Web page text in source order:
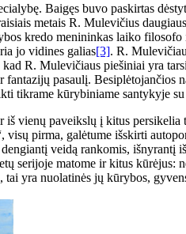
Baigęs buvo paskirtas
metais R. Mulevičius
kredo menininkas laiko filosofo
jo vidines galias[3]. R.
R. Mulevičiaus piešiniai yra
pasaulį. Besiplėtojančios
tikrame kūrybiniame santykyje
vienų paveikslų į kitus persikelia
pirma, galėtume išskirti
veidą rankomis, išnyrantį
matome ir kitus kūrėjus:
yra nuolatinės jų kūrybos,